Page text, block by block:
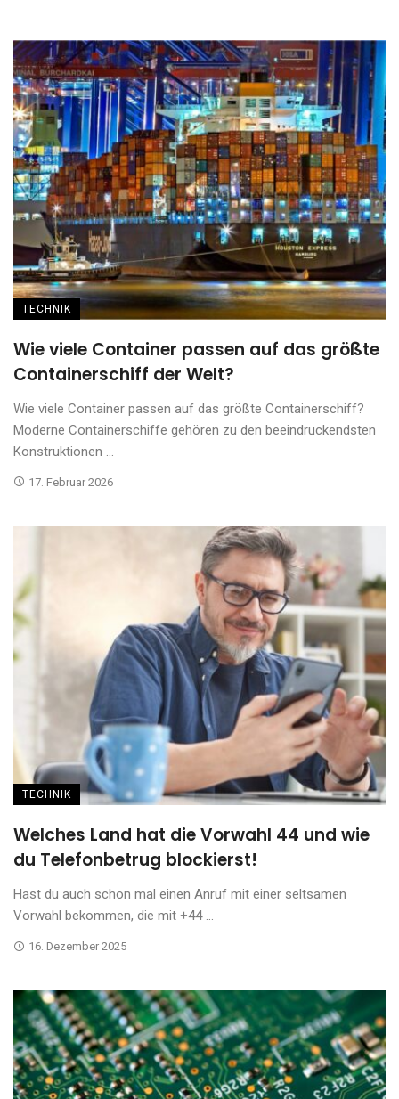
TECHNIK
Wie viele Container passen auf das größte
Containerschiff der Welt?
Wie viele Container passen auf das größte Containerschiff?
Moderne Containerschiffe gehören zu den beeindruckendsten
Konstruktionen ...
17. Februar 2026
TECHNIK
Welches Land hat die Vorwahl 44 und wie
du Telefonbetrug blockierst!
Hast du auch schon mal einen Anruf mit einer seltsamen
Vorwahl bekommen, die mit +44 ...
16. Dezember 2025